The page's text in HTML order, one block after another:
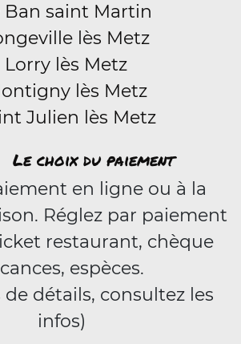
Ban saint Martin
lès Metz
Lorry lès Metz
lès Metz
Julien lès Metz
Le choix du paiement
en ligne ou à la
Réglez par paiement
restaurant, chèque
espèces.
détails, consultez les
infos)